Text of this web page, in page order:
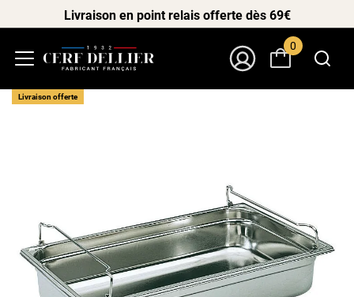
Livraison en point relais offerte dès 69€
0
Livraison offerte